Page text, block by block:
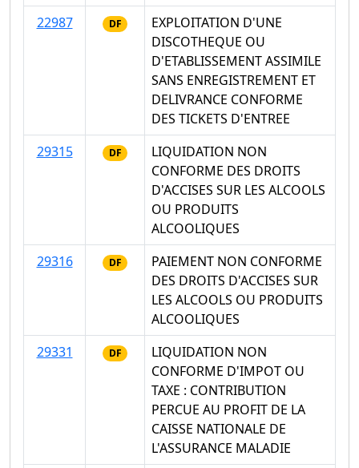
22987
DF
EXPLOITATION D'UNE
DISCOTHEQUE OU
D'ETABLISSEMENT ASSIMILE
SANS ENREGISTREMENT ET
DELIVRANCE CONFORME
DES TICKETS D'ENTREE
29315
DF
LIQUIDATION NON
CONFORME DES DROITS
D'ACCISES SUR LES ALCOOLS
OU PRODUITS
ALCOOLIQUES
29316
DF
PAIEMENT NON CONFORME
DES DROITS D'ACCISES SUR
LES ALCOOLS OU PRODUITS
ALCOOLIQUES
29331
DF
LIQUIDATION NON
CONFORME D'IMPOT OU
TAXE : CONTRIBUTION
PERCUE AU PROFIT DE LA
CAISSE NATIONALE DE
L'ASSURANCE MALADIE